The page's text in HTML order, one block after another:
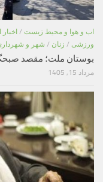
اب و هوا و محیط زیست /
ورزشی / زنان / شهر و
بوستان ملت؛ مقصد
مرداد 15, 1405